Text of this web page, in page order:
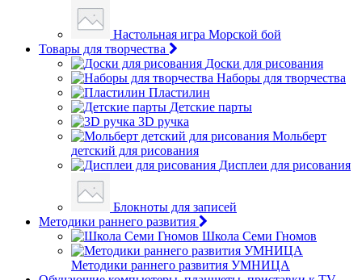
Настольная игра Морской бой
Товары для творчества
Доски для рисования
Наборы для творчества
Пластилин
Детские парты
3D ручка
Мольберт
детский для рисования
Дисплеи для рисования
Блокноты для записей
Методики раннего развития
Школа Семи Гномов
Методики раннего развития УМНИЦА